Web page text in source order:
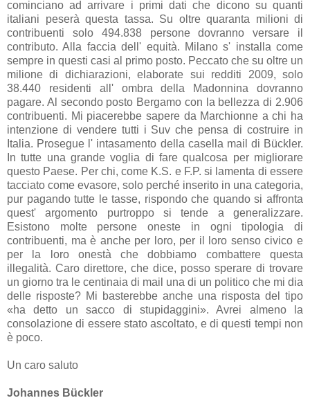
cominciano ad arrivare i primi dati che dicono su quanti
italiani peserà questa tassa. Su oltre quaranta milioni di
contribuenti solo 494.838 persone dovranno versare il
contributo. Alla faccia dell' equità. Milano s' installa come
sempre in questi casi al primo posto. Peccato che su oltre un
milione di dichiarazioni, elaborate sui redditi 2009, solo
38.440 residenti all' ombra della Madonnina dovranno
pagare. Al secondo posto Bergamo con la bellezza di 2.906
contribuenti. Mi piacerebbe sapere da Marchionne a chi ha
intenzione di vendere tutti i Suv che pensa di costruire in
Italia. Prosegue l' intasamento della casella mail di Bückler.
In tutte una grande voglia di fare qualcosa per migliorare
questo Paese. Per chi, come K.S. e F.P. si lamenta di essere
tacciato come evasore, solo perché inserito in una categoria,
pur pagando tutte le tasse, rispondo che quando si affronta
quest' argomento purtroppo si tende a generalizzare.
Esistono molte persone oneste in ogni tipologia di
contribuenti, ma è anche per loro, per il loro senso civico e
per la loro onestà che dobbiamo combattere questa
illegalità. Caro direttore, che dice, posso sperare di trovare
un giorno tra le centinaia di mail una di un politico che mi dia
delle risposte? Mi basterebbe anche una risposta del tipo
«ha detto un sacco di stupidaggini». Avrei almeno la
consolazione di essere stato ascoltato, e di questi tempi non
è poco.
Un caro saluto
Johannes Bückler